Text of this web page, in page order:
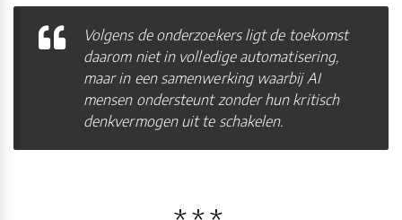
Volgens de onderzoekers ligt de toekomst
daarom niet in volledige automatisering,
maar in een samenwerking waarbij AI
mensen ondersteunt zonder hun kritisch
denkvermogen uit te schakelen.